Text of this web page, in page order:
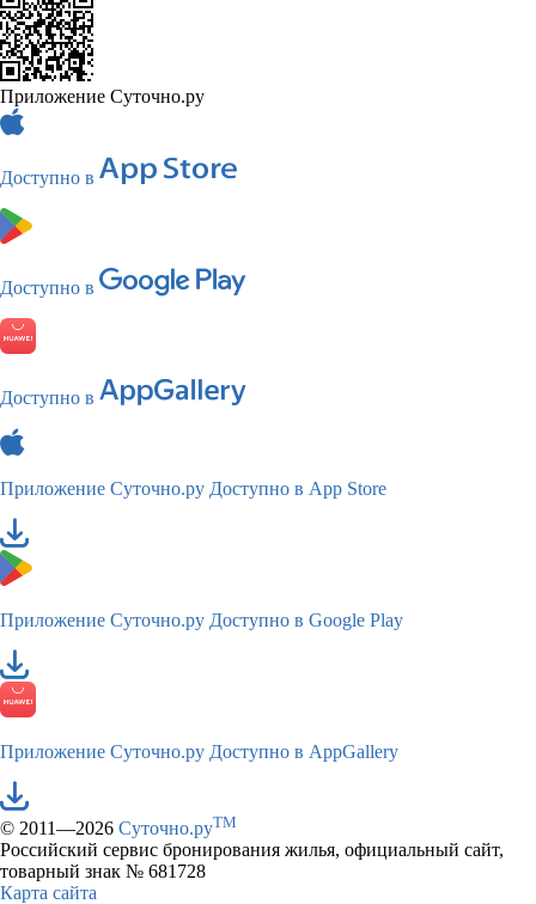
Приложение Суточно.ру
Доступно в
Доступно в
Доступно в
Приложение Суточно.ру Доступно в App Store
Приложение Суточно.ру Доступно в Google Play
Приложение Суточно.ру Доступно в AppGallery
© 2011—2026 Суточно.руTM
Российский сервис бронирования жилья, официальный сайт,
товарный знак № 681728
Карта сайта